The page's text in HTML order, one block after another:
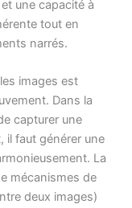
une capacité à
tout en
narrés.
images est
Dans la
capturer une
il faut générer une
La
mécanismes de
deux images)